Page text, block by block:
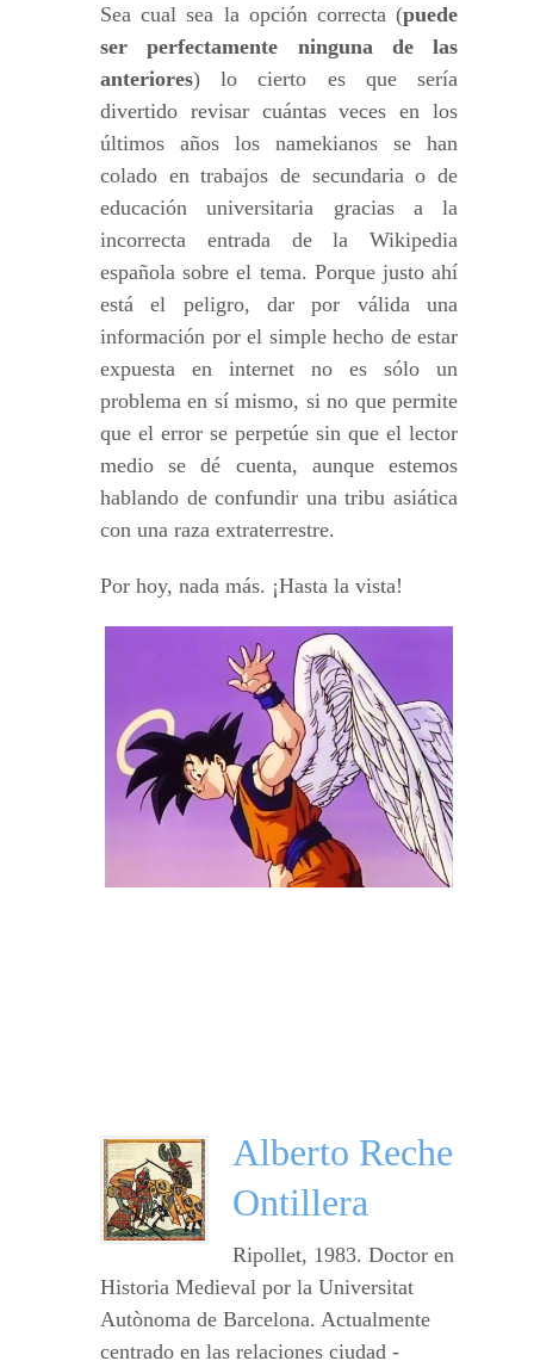
Sea cual sea la opción correcta (puede
ser perfectamente ninguna de las
anteriores) lo cierto es que sería
divertido revisar cuántas veces en los
últimos años los namekianos se han
colado en trabajos de secundaria o de
educación universitaria gracias a la
incorrecta entrada de la Wikipedia
española sobre el tema. Porque justo ahí
está el peligro, dar por válida una
información por el simple hecho de estar
expuesta en internet no es sólo un
problema en sí mismo, si no que permite
que el error se perpetúe sin que el lector
medio se dé cuenta, aunque estemos
hablando de confundir una tribu asiática
con una raza extraterrestre.
Por hoy, nada más. ¡Hasta la vista!
Alberto Reche
Ontillera
Ripollet, 1983. Doctor en
Historia Medieval por la Universitat
Autònoma de Barcelona. Actualmente
centrado en las relaciones ciudad -